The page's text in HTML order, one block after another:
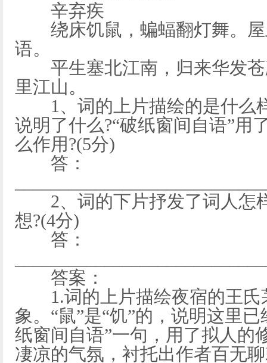
辛弃疾
绕床饥鼠，蝙蝠翻灯舞。屋
语。
平生塞北江南，归来华发苍
里江山。
1、词的上片描绘的是什么样
说明了什么?“破纸窗间自语”用
么作用?(5分)
答：
2、词的下片抒发了词人怎
想?(4分)
答：
答案：
1.词的上片描绘夜宿的王氏
象。“鼠”是“饥”的，说明这里
纸窗间自语”一句，用了拟人的
凄凉的气氛，衬托出作者百无